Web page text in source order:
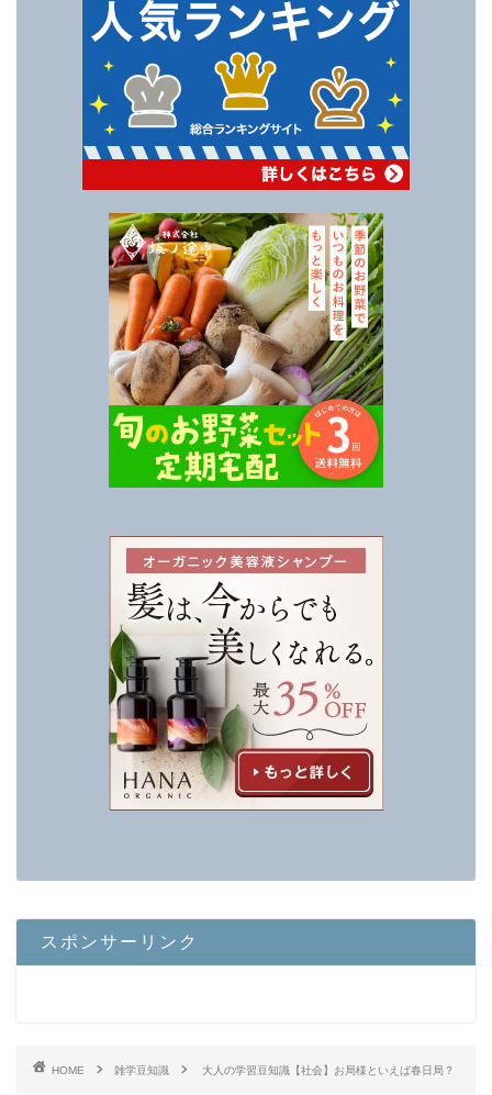
スポンサーリンク
HOME 雑学豆知識 大人の学習豆知識【社会】お局様といえば春日局？